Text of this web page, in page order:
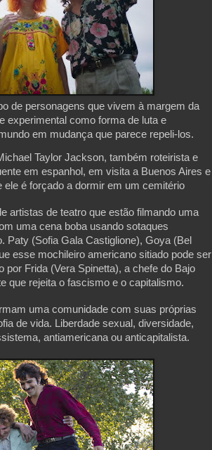
de personagens que vivem à margem da
experimental como forma de luta e
em mudança que parece repeli-los.
Taylor Jackson, também roteirista e
em espanhol, em visita a Buenos Aires e
é forçado a dormir em um cemitério
artistas de teatro que estão filmando uma
uma cena boba usando sotaques
Paty (Sofia Gala Castiglione), Goya (Bel
esse mochileiro americano sitiado pode ser
por Frida (Vera Spinetta), a chefe do Bajo
que rejeita o fascismo e o capitalismo.
uma comunidade com suas próprias
de vida. Liberdade sexual, diversidade,
antiamericana ou anticapitalista.